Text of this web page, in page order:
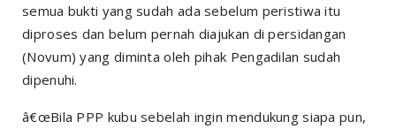
semua bukti yang sudah ada sebelum peristiwa itu
diproses dan belum pernah diajukan di persidangan
(Novum) yang diminta oleh pihak Pengadilan sudah
dipenuhi.
â€œBila PPP kubu sebelah ingin mendukung siapa pun,